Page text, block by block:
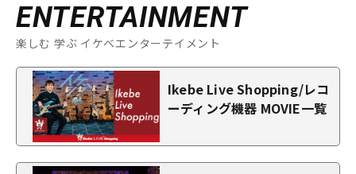
ENTERTAINMENT
楽しむ 学ぶ イケベエンターテイメント
Ikebe Live Shopping/レコ
ーディング機器 MOVIE一覧